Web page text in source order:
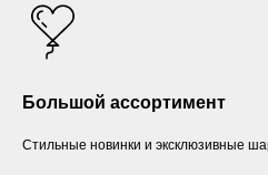
Большой ассортимент
Стильные новинки и эксклюзивные